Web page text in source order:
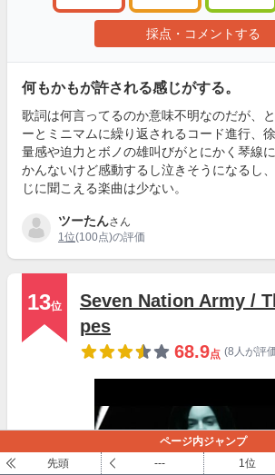
採点・コメントする
何もかもが許される感じがする。
歌詞は何言ってるのか意味不明なのだが、
ーとミニマムに繰り返されるコード進行、
量感や迫力とボノの雄叫びがとにかく琴線
かんないけど感動するし泣きそうになるし
じに聞こえる楽曲は少ない。
ツーたんさん
1位(100点)の評価
13位
Seven Nation Army /
pes
68.9点 (8人が評
ページ内ジャンプ
先頭
--- 1位